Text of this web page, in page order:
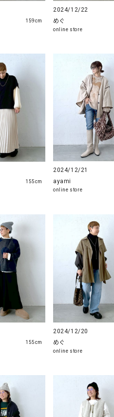
159cm
2024/12/22
めぐ
online store
155cm
2024/12/21
ayami
online store
155cm
2024/12/20
めぐ
online store